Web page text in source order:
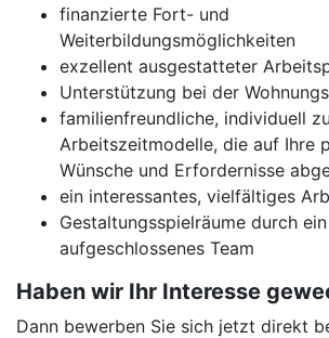
finanzierte Fort- und
Weiterbildungsmöglichkeiten
exzellent ausgestatteter
Unterstützung bei der
familienfreundliche, individuell
Arbeitszeitmodelle, die auf Ihre
Wünsche und Erfordernisse
ein interessantes, vielfältiges
Gestaltungsspielräume durch ein
aufgeschlossenes Team
Haben wir Ihr Interesse
Dann bewerben Sie sich jetzt direkt